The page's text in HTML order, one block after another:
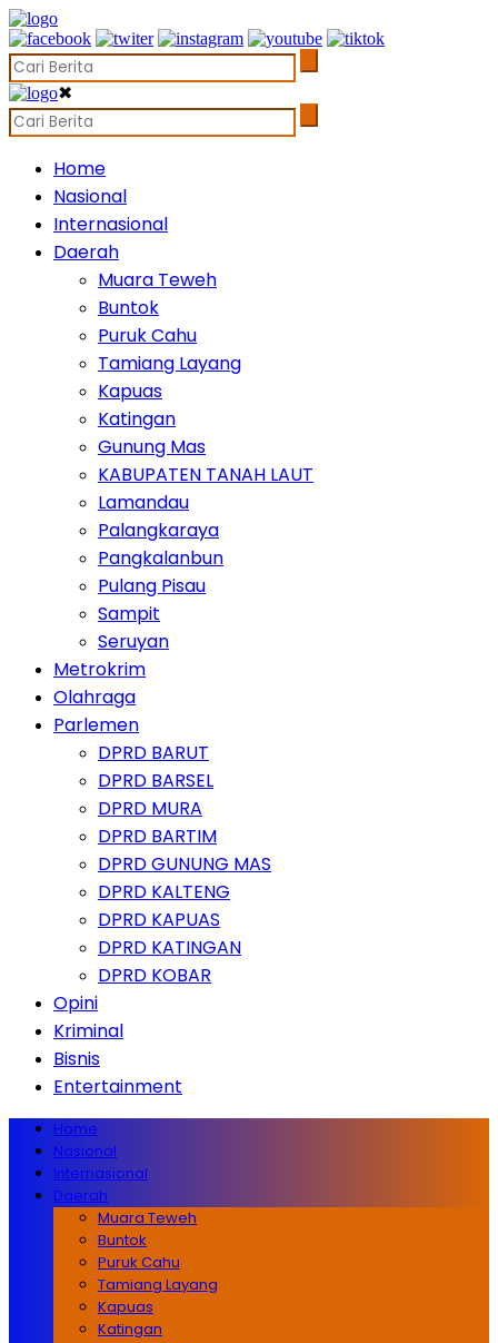
✖
Home
Nasional
Internasional
Daerah
Muara Teweh
Buntok
Puruk Cahu
Tamiang Layang
Kapuas
Katingan
Gunung Mas
KABUPATEN TANAH LAUT
Lamandau
Palangkaraya
Pangkalanbun
Pulang Pisau
Sampit
Seruyan
Metrokrim
Olahraga
Parlemen
DPRD BARUT
DPRD BARSEL
DPRD MURA
DPRD BARTIM
DPRD GUNUNG MAS
DPRD KALTENG
DPRD KAPUAS
DPRD KATINGAN
DPRD KOBAR
Opini
Kriminal
Bisnis
Entertainment
Home
Nasional
Internasional
Daerah
Muara Teweh
Buntok
Puruk Cahu
Tamiang Layang
Kapuas
Katingan